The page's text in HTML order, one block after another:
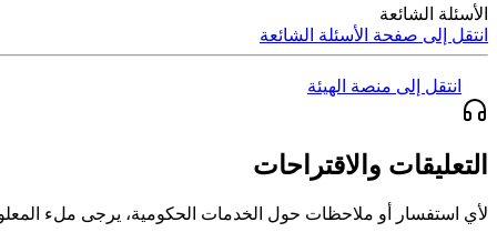
الأسئلة الشائعة
انتقل إلى صفحة الأسئلة الشائعة
انتقل إلى منصة الهيئة
التعليقات والاقتراحات
لأي استفسار أو ملاحظات حول الخدمات الحكومية، يرجى ملء